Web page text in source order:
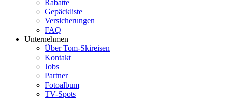
Rabatte
Gepäckliste
Versicherungen
FAQ
Unternehmen
Über Tom-Skireisen
Kontakt
Jobs
Partner
Fotoalbum
TV-Spots